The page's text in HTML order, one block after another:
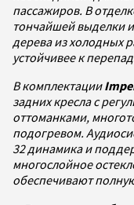
пассажиров. В
тончайшей выделки
дерева из холодных
устойчивее к
В комплектации
задних кресла с
оттоманками,
подогревом.
32 динамика и
многослойное
обеспечивают